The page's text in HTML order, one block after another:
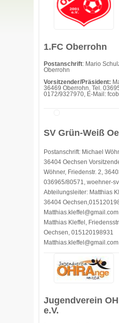
1.FC Oberrohn
Postanschrift: Mario
Oberrohn
Vorsitzender/Präsident:
36469 Oberrohn, Tel.
0172/9327970, E-Mail:
SV Grün-Weiß
Postanschrift: Michael
36404 Oechsen
Wöhner, Friedenstr. 2,
036965/80571, woehner-
Abteilungsleiter: Matthias
36404
Matthias Kleffel,
Oechsen, 015120198931
Matthias.kleffel@gmail.com
Jugendverein
e.V.